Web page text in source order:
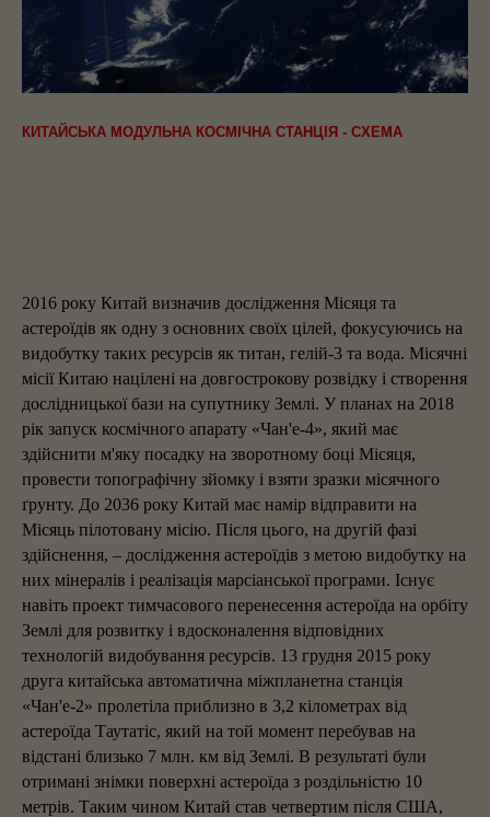
КИТАЙСЬКА МОДУЛЬНА КОСМІЧНА СТАНЦІЯ - СХЕМА
2016 року Китай визначив дослідження Місяця та
астероїдів як одну з основних своїх цілей, фокусуючись на
видобутку таких ресурсів як титан, гелій-3 та вода. Місячні
місії Китаю націлені на довгострокову розвідку і створення
дослідницької бази на супутнику Землі. У планах на 2018
рік запуск космічного апарату «Чан'е-4», який має
здійснити м'яку посадку на зворотному боці Місяця,
провести топографічну зйомку і взяти зразки місячного
ґрунту. До 2036 року Китай має намір відправити на
Місяць пілотовану місію. Після цього, на другій фазі
здійснення, – дослідження астероїдів з метою видобутку на
них мінералів і реалізація марсіанської програми. Існує
навіть проект тимчасового перенесення астероїда на орбіту
Землі для розвитку і вдосконалення відповідних
технологій видобування ресурсів. 13 грудня 2015 року
друга китайська автоматична міжпланетна станція
«Чан'е-2» пролетіла приблизно в 3,2 кілометрах від
астероїда Таутатіс, який на той момент перебував на
відстані близько 7 млн. км від Землі. В результаті були
отримані знімки поверхні астероїда з роздільністю 10
метрів. Таким чином Китай став четвертим після США,